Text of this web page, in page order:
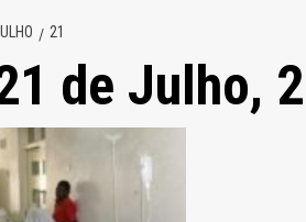
21
de Julho,